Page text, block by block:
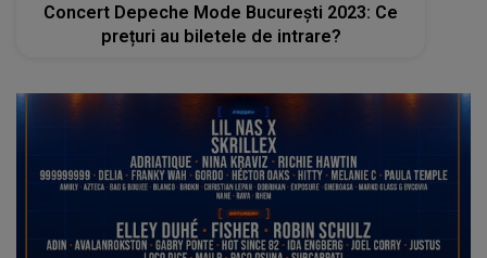
Concert Depeche Mode București 2023: Ce
prețuri au biletele de intrare?